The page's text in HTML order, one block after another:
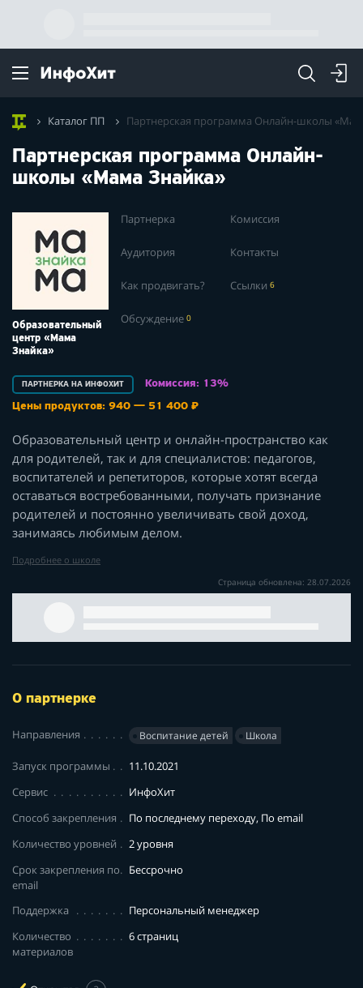
Каталог ПП Партнерская программа Онлайн-школы
Партнерская программа Онлайн-
школы «Мама Знайка»
Образовательный
центр «Мама
Знайка»
Партнерка Комиссия
Аудитория Контакты
Как продвигать? Ссылки 6
Обсуждение0
ПАРТНЕРКА НА ИНФОХИТ
Комиссия: 13%
Цены продуктов: 940 — 51 400 ₽
Образовательный центр и онлайн-пространство как
для родителей, так и для специалистов: педагогов,
воспитателей и репетиторов, которые хотят всегда
оставаться востребованными, получать признание
родителей и постоянно увеличивать свой доход,
занимаясь любимым делом.
Подробнее о школе
Страница обновлена: 28.07.2026
О партнерке
Направления Воспитание детей Школа
Запуск программы
11.10.2021
Сервис
ИнфоХит
Способ закрепления
По последнему переходу, По email
Количество уровней
2 уровня
Срок закрепления по
email
Бессрочно
Поддержка
Персональный менеджер
Количество
материалов
6 страниц